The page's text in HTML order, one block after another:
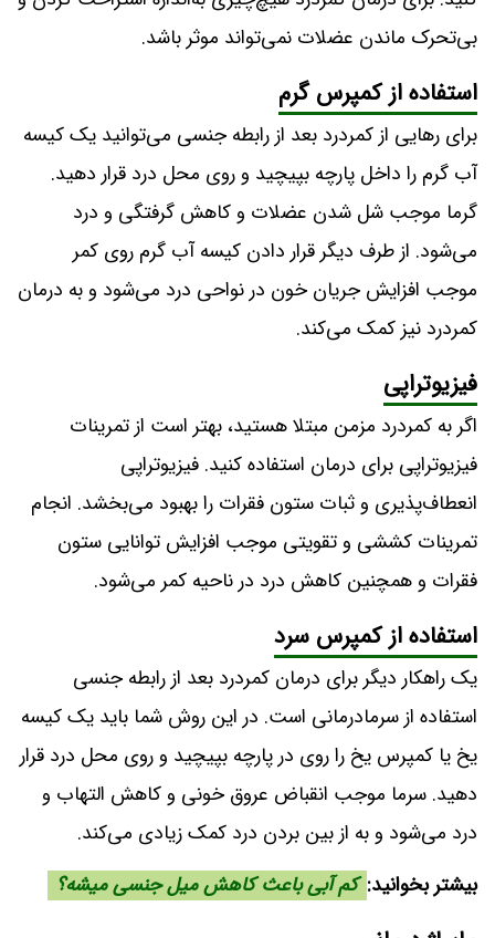
بی‌تحرک ماندن عضلات نمی‌تواند موثر باشد.
استفاده از کمپرس گرم
برای رهایی از کمردرد بعد از رابطه جنسی می‌توانید یک کیسه
آب گرم را داخل پارچه بپیچید و روی محل درد قرار دهید.
گرما موجب شل شدن عضلات و کاهش گرفتگی و درد
می‌شود. از طرف دیگر قرار دادن کیسه آب گرم روی کمر
موجب افزایش جریان خون در نواحی درد می‌شود و به درمان
کمردرد نیز کمک می‌کند.
فیزیوتراپی
اگر به کمردرد مزمن مبتلا هستید، بهتر است از تمرینات
فیزیوتراپی برای درمان استفاده کنید. فیزیوتراپی
انعطاف‌پذیری و ثبات ستون فقرات را بهبود می‌بخشد. انجام
تمرینات کششی و تقویتی موجب افزایش توانایی ستون
فقرات و همچنین کاهش درد در ناحیه کمر می‌شود.
استفاده از کمپرس سرد
یک راهکار دیگر برای درمان کمردرد بعد از رابطه جنسی
استفاده از سرمادرمانی است. در این روش شما باید یک کیسه
یخ یا کمپرس یخ را روی در پارچه بپیچید و روی محل درد قرار
دهید. سرما موجب انقباض عروق خونی و کاهش التهاب و
درد می‌شود و به از بین بردن درد کمک زیادی می‌کند.
بیشتر بخوانید: کم آبی باعث کاهش میل جنسی میشه؟